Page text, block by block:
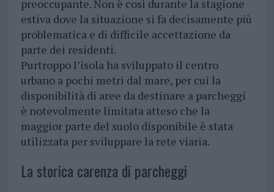
preoccupante. Non è così durante la stagione
estiva dove la situazione si fa decisamente più
problematica e di difficile accettazione da
parte dei residenti.
Purtroppo l’isola ha sviluppato il centro
urbano a pochi metri dal mare, per cui la
disponibilità di aree da destinare a parcheggi
è notevolmente limitata atteso che la
maggior parte del suolo disponibile è stata
utilizzata per sviluppare la rete viaria.
La storica carenza di parcheggi